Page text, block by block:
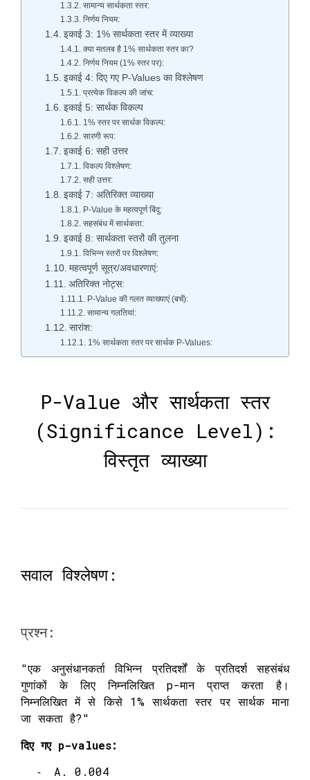
सामान्य सार्थकता स्तर:
निर्णय नियम:
इकाई 3: 1% सार्थकता स्तर में व्याख्या
क्या मतलब है 1% सार्थकता स्तर का?
निर्णय नियम (1% स्तर पर):
इकाई 4: दिए गए P-Values का विश्लेषण
प्रत्येक विकल्प की जांच:
इकाई 5: सार्थक विकल्प
1% स्तर पर सार्थक विकल्प:
सारणी रूप:
इकाई 6: सही उत्तर
विकल्प विश्लेषण:
सही उत्तर:
इकाई 7: अतिरिक्त व्याख्या
P-Value के महत्वपूर्ण बिंदु:
सहसंबंध में सार्थकता:
इकाई 8: सार्थकता स्तरों की तुलना
विभिन्न स्तरों पर विश्लेषण:
महत्वपूर्ण सूत्र/अवधारणाएं:
अतिरिक्त नोट्स:
P-Value की गलत व्याख्याएं (बचें):
सामान्य गलतियां:
सारांश:
1% सार्थकता स्तर पर सार्थक P-Values:
P-Value और सार्थकता स्तर
(Significance Level):
विस्तृत व्याख्या
सवाल विश्लेषण:
प्रश्न:
"एक अनुसंधानकर्ता विभिन्न प्रतिदर्शों के प्रतिदर्श सहसंबंध
गुणांकों के लिए निम्नलिखित p-मान प्राप्त करता है।
निम्नलिखित में से किसे 1% सार्थकता स्तर पर सार्थक माना
जा सकता है?"
दिए गए p-values:
A. 0.004